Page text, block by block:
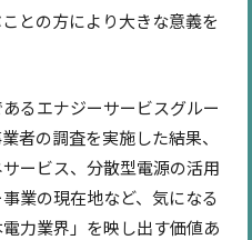
との方により大きな意義を
るエナジーサービスグルー
者の調査を実施した結果、
ービス、分散型電源の活用
業の現在地など、気になる
力業界」を映し出す価値あ